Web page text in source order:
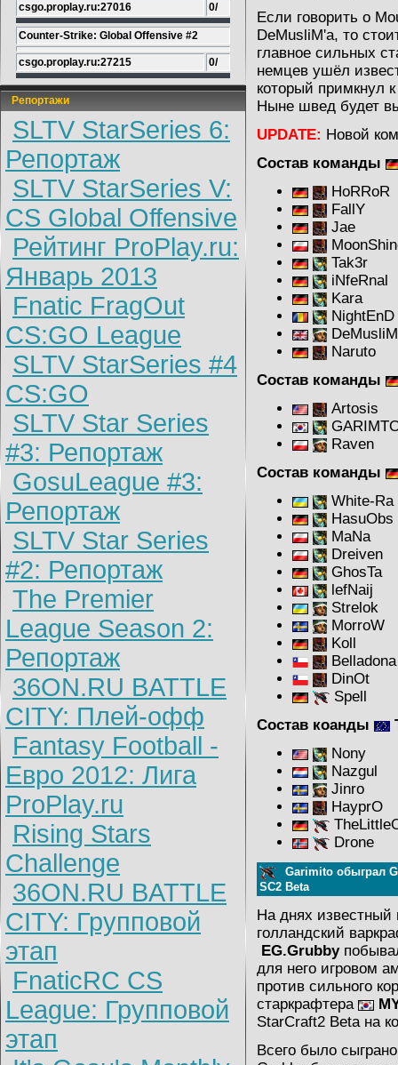
csgo.proplay.ru:27016 0/
Counter-Strike: Global Offensive #2
csgo.proplay.ru:27215 0/
Репортажи
SLTV StarSeries 6:
Репортаж
SLTV StarSeries V:
CS Global Offensive
Рейтинг ProPlay.ru:
Январь 2013
Fnatic FragOut
CS:GO League
SLTV StarSeries #4
CS:GO
SLTV Star Series
#3: Репортаж
GosuLeague #3:
Репортаж
SLTV Star Series
#2: Репортаж
The Premier
League Season 2:
Репортаж
36ON.RU BATTLE
CITY: Плей-офф
Fantasy Football -
Евро 2012: Лига
ProPlay.ru
Rising Stars
Challenge
36ON.RU BATTLE
CITY: Групповой
этап
FnaticRC CS
League: Групповой
этап
Если говорить о
DeMusliM'a, то
главное сильных
немцев ушёл
который примкнул
Ныне швед будет
UPDATE: Новой
Состав команды
HoRRoR
FallY
Jae
Tak3r
iNfeRnal
Kara
NightEnD
DeMusliM
Naruto
Состав команды
Artosis
Raven
Состав команды
White-Ra
HasuObs
MaNa
Dreiven
GhosTa
lefNaij
Strelok
MorroW
Koll
Belladona
DinOt
Spell
Состав коанды
Nony
Nazgul
Jinro
HayprO
Drone
Garimito обыграл
SC2 Beta
На днях известный
голландский
EG.Grubby
для него игровом
против сильного
старкрафтера
StarCraft2 Beta на
Всего было